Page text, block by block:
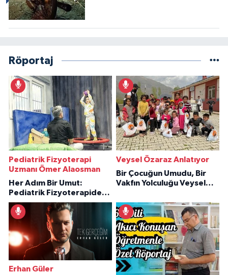
Röportaj
Pediatrik Fizyoterapi
Uzmanı Ömer Alaosman
Her Adım Bir Umut:
Pediatrik Fizyoterapiden
İlham Veren Hikâyeler
Veysel Özaraz Anlatıyor
Bir Çocuğun Umudu, Bir
Vakfın Yolculuğu Veysel
Erhan Güler